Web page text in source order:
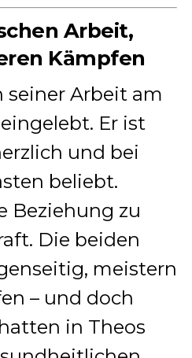
Arbeit,
Kämpfen
seiner Arbeit am
Er ist
und bei
beliebt.
Beziehung zu
Die beiden
meistern
– und doch
in Theos